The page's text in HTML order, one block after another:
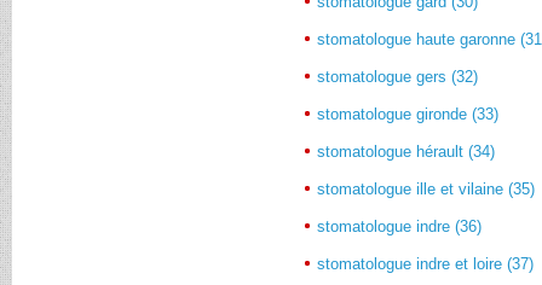
stomatologue haute garonne
stomatologue gers (32)
stomatologue gironde (33)
stomatologue hérault (34)
stomatologue ille et vilaine (35)
stomatologue indre (36)
stomatologue indre et loire (37)